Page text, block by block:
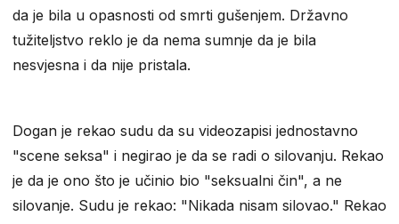
da je bila u opasnosti od smrti gušenjem. Državno
tužiteljstvo reklo je da nema sumnje da je bila
nesvjesna i da nije pristala.
Dogan je rekao sudu da su videozapisi jednostavno
"scene seksa" i negirao je da se radi o silovanju. Rekao
je da je ono što je učinio bio "seksualni čin", a ne
silovanje. Sudu je rekao: "Nikada nisam silovao." Rekao